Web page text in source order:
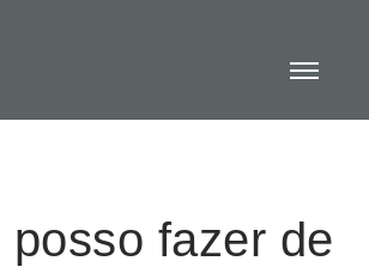
posso fazer de